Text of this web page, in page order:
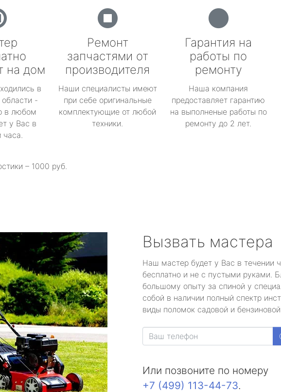
на дом
в
-
в любом
у Вас в
часа.
Ремонт
запчастями от
производителя
Наши специалисты имеют
при себе оригинальные
комплектующие от любой
техники.
Гарантия на
работы по
ремонту
Наша компания
предоставляет гарантию
на выполненые работы по
ремонту до 2 лет.
– 1000 руб.
Вызвать мастера
Наш мастер будет у Вас в течении
бесплатно и не с пустыми руками.
большому опыту за спиной у
собой в наличии полный спектр
виды поломок садовой и бензиновой
Или позвоните по номеру
+7 (499) 113-44-73.